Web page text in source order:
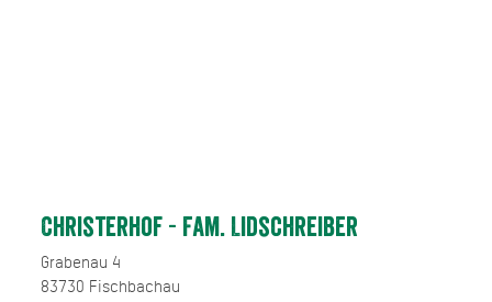
Christerhof - Fam. Lidschreiber
Grabenau 4
83730 Fischbachau